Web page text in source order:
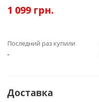
1 099 грн.
Последний раз купили
-
Доставка